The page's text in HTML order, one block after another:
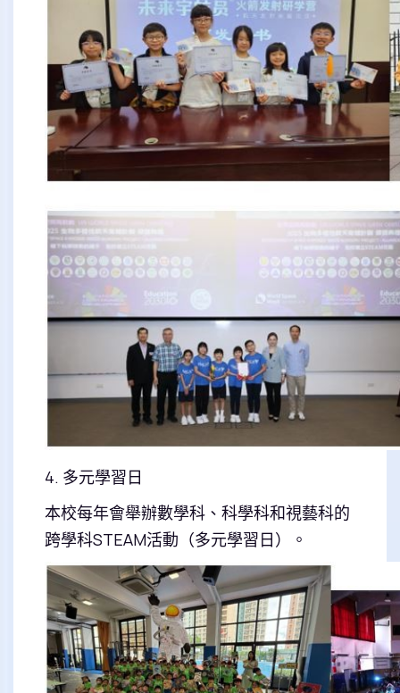
4. 多元學習日
本校每年會舉辦數學科、科學科和視藝科的
跨學科STEAM活動（多元學習日）。